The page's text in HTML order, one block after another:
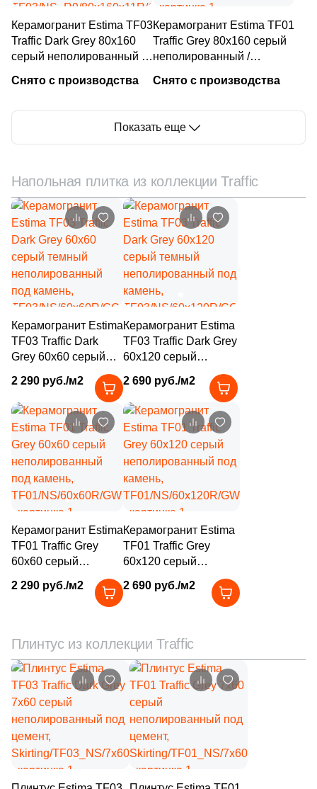
24.5x33.3 (1)
24.5x24.5 (3)
24.4x32.8 (3)
25х25 ( 1)
25x33 (3)
29.7x59.7 (1)
29.3x33 ( 2)
29.7x33 (7)
29.5x120 (43)
29.7x59.8 (1)
30.4x30.4 (2)
30x32.5 (5)
30x31.5 (4)
30x14.8 ( 2)
30x119.5 (2)
30х119.5 (2
30x32 (5)
30x160 (
30x9.6 (22)
30x7.2 ( )
30x9,6 (2)
30.5x30.5 (
30.4x31 (2)
30x14.5 (2)
Керамогранит Estima TF03
Traffic Dark Grey 80x160
серый неполированный /
цемент,
Снято с производства
Керамогранит Estima TF01
Traffic Grey 80x160 серый
неполированный /
цемент,
Снято с производства
Показать еще
Напольная плитка из коллекции Traffic
Керамогранит Estima
TF03 Traffic Dark
Grey 60x60 серый
неполированный
под камень,
TF03/NS/60x60R/GC
2 290 руб./м2
Керамогранит Estima
TF03 Traffic Dark Grey
60x120 серый
неполированный под
камень,
TF03/NS/60x120R/GC
2 690 руб./м2
Керамогранит Estima
TF01 Traffic Grey
60x60 серый
под камень,
TF01/NS/60x60R/GW
2 290 руб./м2
Керамогранит Estima
TF01 Traffic Grey
60x120 серый
неполированный под
камень,
TF01/NS/60x120R/GW
2 690 руб./м2
Плинтус из коллекции Traffic